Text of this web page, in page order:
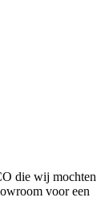
die wij mochten
voor een